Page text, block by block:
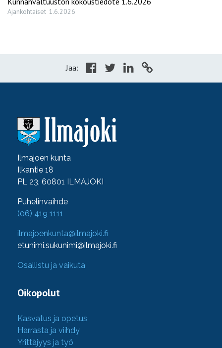
Ajankohtaiset 1.6.2026
Jaa:
Ilmajoen kunta
Ilkantie 18
PL 23, 60801 ILMAJOKI
Puhelinvaihde
(06) 419 1111
ilmajoenkunta@ilmajoki.fi
etunimi.sukunimi@ilmajoki.fi
Osallistu ja vaikuta
Oikopolut
Kasvatus ja opetus
Harrasta ja viihdy
Yrittäjyys ja työ